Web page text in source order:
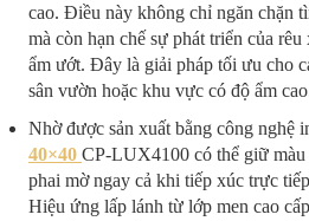
cao. Điều này không chỉ ngăn chặn
mà còn hạn chế sự phát triển của
ẩm ướt. Đây là giải pháp tối ưu cho
sân vườn hoặc khu vực có độ ẩm
Nhờ được sản xuất bằng công nghệ
40×40 CP-LUX4100 có thể giữ màu
phai mờ ngay cả khi tiếp xúc trực
Hiệu ứng lấp lánh từ lớp men cao